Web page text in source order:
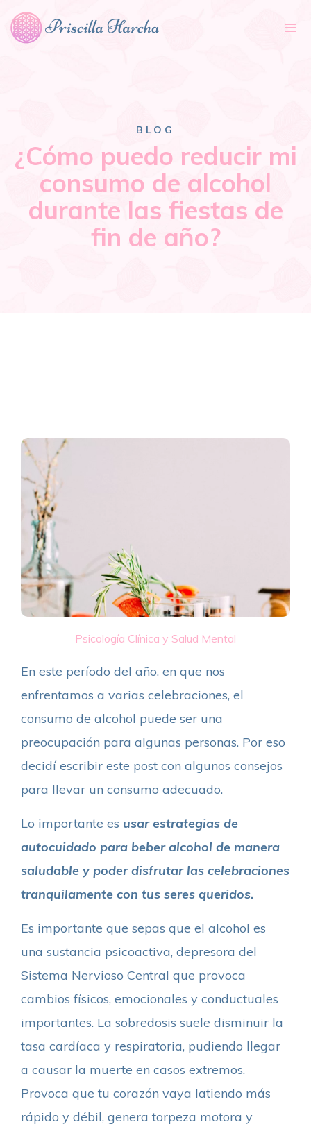
BLOG
¿Cómo puedo reducir mi
consumo de alcohol
durante las fiestas de
fin de año?
Psicología Clínica y Salud Mental
En este período del año, en que nos
enfrentamos a varias celebraciones, el
consumo de alcohol puede ser una
preocupación para algunas personas. Por eso
decidí escribir este post con algunos consejos
para llevar un consumo adecuado.
Lo importante es usar estrategias de
autocuidado para beber alcohol de manera
saludable y poder disfrutar las celebraciones
tranquilamente con tus seres queridos.
Es importante que sepas que el alcohol es
una sustancia psicoactiva, depresora del
Sistema Nervioso Central que provoca
cambios físicos, emocionales y conductuales
importantes. La sobredosis suele disminuir la
tasa cardíaca y respiratoria, pudiendo llegar
a causar la muerte en casos extremos.
Provoca que tu corazón vaya latiendo más
rápido y débil, genera torpeza motora y